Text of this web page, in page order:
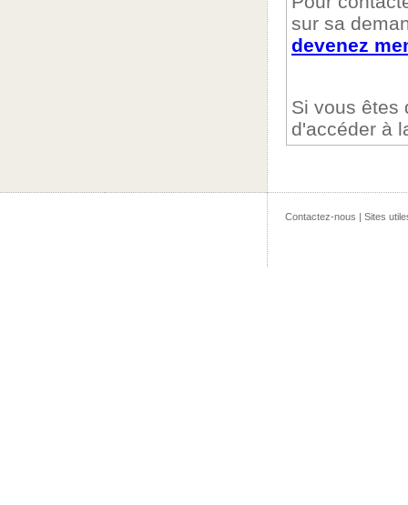
sur sa
devenez
Si vous êtes
d'accéder à
Contactez-nous | Sites